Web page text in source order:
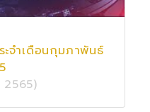
จำเดือนกุมภาพันธ์